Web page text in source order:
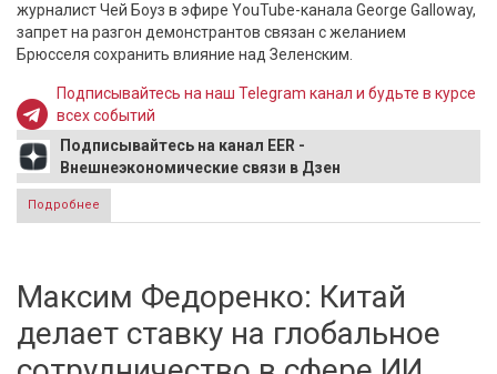
журналист Чей Боуз в эфире YouTube-канала George Galloway,
запрет на разгон демонстрантов связан с желанием
Брюсселя сохранить влияние над Зеленским.
Подписывайтесь на наш Telegram канал и будьте в курсе
всех событий
Подписывайтесь на канал EER -
Внешнеэкономические связи в Дзен
Подробнее
влияния на Киев
Максим Федоренко: Китай
делает ставку на глобальное